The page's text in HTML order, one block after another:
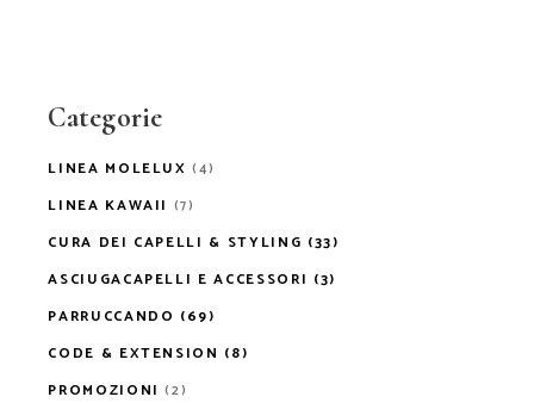
Categorie
LINEA MOLELUX (4)
LINEA KAWAII (7)
CURA DEI CAPELLI & STYLING (33)
ASCIUGACAPELLI E ACCESSORI (3)
PARRUCCANDO (69)
CODE & EXTENSION (8)
PROMOZIONI (2)